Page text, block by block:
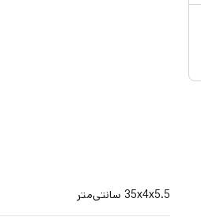
35x4x5.5 سانتی‌متر